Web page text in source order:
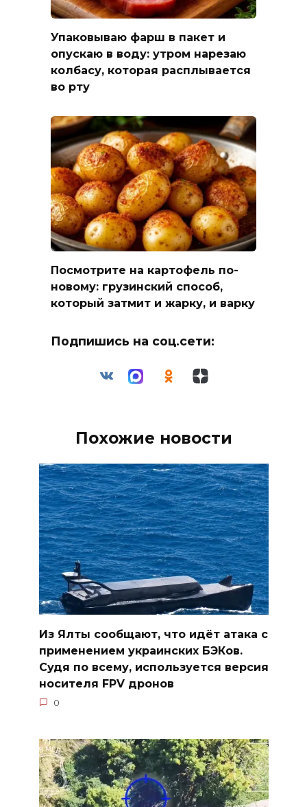
Упаковываю фарш в пакет и
опускаю в воду: утром нарезаю
колбасу, которая расплывается
во рту
Посмотрите на картофель по-
новому: грузинский способ,
который затмит и жарку, и варку
Подпишись на соц.сети:
Похожие новости
Из Ялты сообщают, что идёт атака с
применением украинских БЭКов.
Судя по всему, используется версия
носителя FPV дронов
0